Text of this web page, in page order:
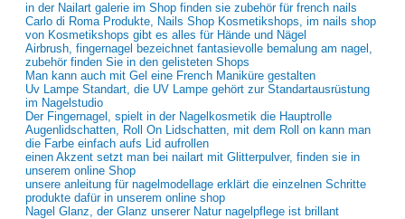
in der Nailart galerie im Shop finden sie zubehör für french nails
Carlo di Roma Produkte, Nails Shop Kosmetikshops, im nails shop
von Kosmetikshops gibt es alles für Hände und Nägel
Airbrush, fingernagel bezeichnet fantasievolle bemalung am nagel,
zubehör finden Sie in den gelisteten Shops
Man kann auch mit Gel eine French Maniküre gestalten
Uv Lampe Standart, die UV Lampe gehört zur Standartausrüstung
im Nagelstudio
Der Fingernagel, spielt in der Nagelkosmetik die Hauptrolle
Augenlidschatten, Roll On Lidschatten, mit dem Roll on kann man
die Farbe einfach aufs Lid aufrollen
einen Akzent setzt man bei nailart mit Glitterpulver, finden sie in
unserem online Shop
unsere anleitung für nagelmodellage erklärt die einzelnen Schritte
produkte dafür in unserem online shop
Nagel Glanz, der Glanz unserer Natur nagelpflege ist brillant